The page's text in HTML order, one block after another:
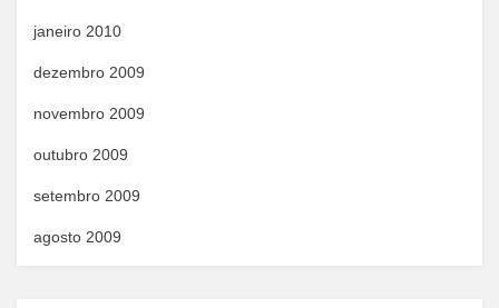
janeiro 2010
dezembro 2009
novembro 2009
outubro 2009
setembro 2009
agosto 2009